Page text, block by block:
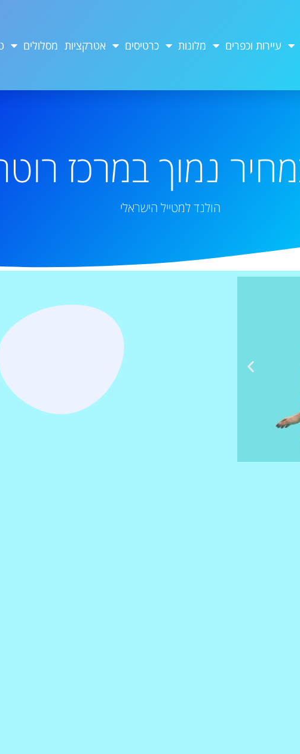
עיירות וכפרים מלונות כרטיסים אטרקציות מסלולים
נמוך במרכז
הולנד למטייל הישראלי